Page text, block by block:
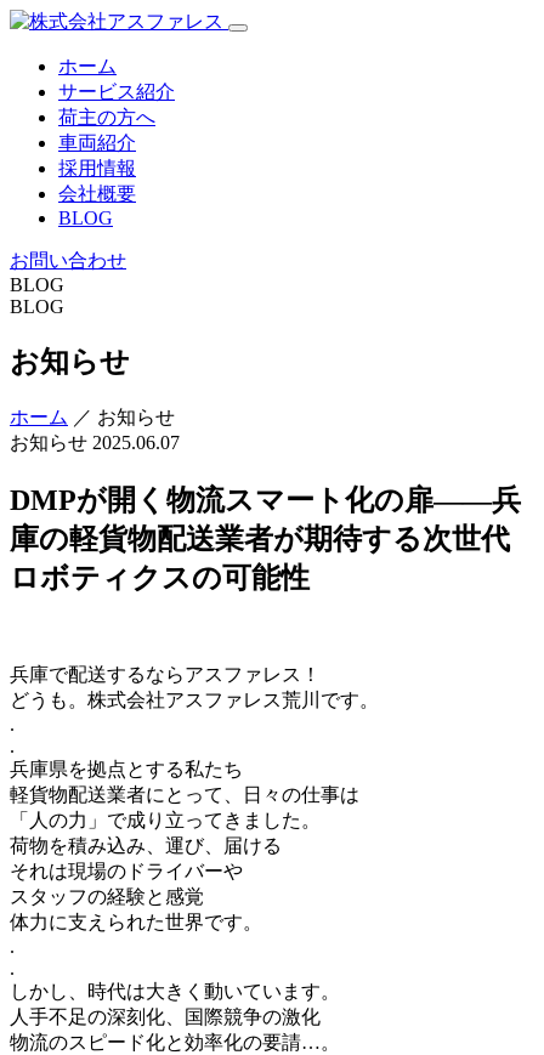
ホーム
サービス紹介
荷主の方へ
車両紹介
採用情報
会社概要
BLOG
お問い合わせ
BLOG
BLOG
お知らせ
ホーム ／ お知らせ
お知らせ 2025.06.07
DMPが開く物流スマート化の扉――兵
庫の軽貨物配送業者が期待する次世代
ロボティクスの可能性
兵庫で配送するならアスファレス！
どうも。株式会社アスファレス荒川です。
.
.
兵庫県を拠点とする私たち
軽貨物配送業者にとって、日々の仕事は
「人の力」で成り立ってきました。
荷物を積み込み、運び、届ける
それは現場のドライバーや
スタッフの経験と感覚
体力に支えられた世界です。
.
.
しかし、時代は大きく動いています。
人手不足の深刻化、国際競争の激化
物流のスピード化と効率化の要請…。